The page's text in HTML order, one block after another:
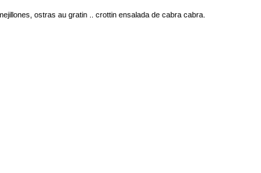
ostras au gratin .. crottin ensalada de cabra cabra.